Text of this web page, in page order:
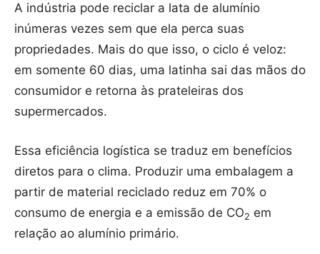
A indústria pode reciclar a lata de alumínio
inúmeras vezes sem que ela perca suas
propriedades. Mais do que isso, o ciclo é veloz:
em somente 60 dias, uma latinha sai das mãos do
consumidor e retorna às prateleiras dos
supermercados.
Essa eficiência logística se traduz em benefícios
diretos para o clima. Produzir uma embalagem a
partir de material reciclado reduz em 70% o
consumo de energia e a emissão de CO2 em
relação ao alumínio primário.